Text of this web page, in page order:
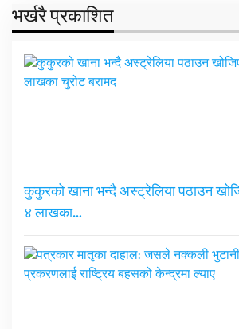
भर्खरै प्रकाशित
कुकुरको खाना भन्दै अस्ट्रेलिया पठाउन
४ लाखका…